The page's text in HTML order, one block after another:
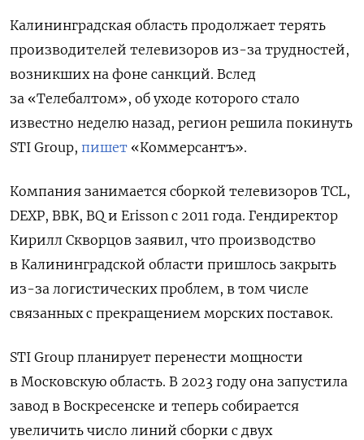
Калининградская область продолжает терять
производителей телевизоров из-за трудностей,
возникших на фоне санкций. Вслед
за «Телебалтом», об уходе которого стало
известно неделю назад, регион решила покинуть
STI Group, пишет «Коммерсантъ».
Компания занимается сборкой телевизоров TCL,
DEXP, BBK, BQ и Erisson с 2011 года. Гендиректор
Кирилл Скворцов заявил, что производство
в Калининградской области пришлось закрыть
из-за логистических проблем, в том числе
связанных с прекращением морских поставок.
STI Group планирует перенести мощности
в Московскую область. В 2023 году она запустила
завод в Воскресенске и теперь собирается
увеличить число линий сборки с двух